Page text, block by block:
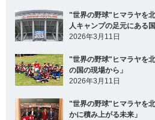
"世界の野球"ヒマラヤを
人キャンプの足元にある国
2026年3月11日
"世界の野球"ヒマラヤを
の国の現場から」
2026年3月11日
"世界の野球"ヒマラヤを
かに積み上がる未来」